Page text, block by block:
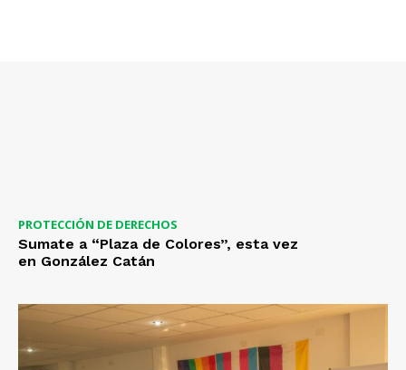
PROTECCIÓN DE DERECHOS
Sumate a “Plaza de Colores”, esta vez
en González Catán